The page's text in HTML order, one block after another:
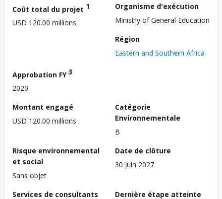
Coût total du projet 1
USD 120.00 millions
Organisme d'exécution
Ministry of General Education
Région
Eastern and Southern Africa
Approbation FY3
2020
Montant engagé
USD 120.00 millions
Catégorie
Environnementale
B
Risque environnemental
et social
Sans objet
Date de clôture
30 juin 2027
Services de consultants
Dernière étape atteinte